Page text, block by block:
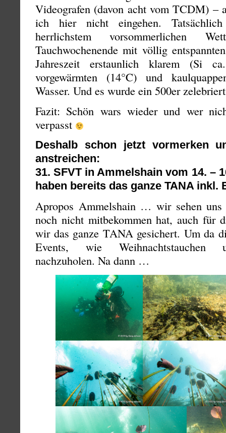
Videografen (davon acht vom TCDM) –
ich hier nicht eingehen.
herrlichstem vorsommerlichen
Tauchwochenende mit völlig
Jahreszeit erstaunlich klarem (Si
vorgewärmten (14°C) und
Wasser. Und es wurde ein 500er
Fazit: Schön wars wieder und wer
verpasst
Deshalb schon jetzt vormerken
anstreichen:
31. SFVT in Ammelshain vom 14. –
haben bereits das ganze TANA inkl.
Apropos Ammelshain … wir sehen uns
noch nicht mitbekommen hat, auch für
wir das ganze TANA gesichert. Um da
Events, wie Weihnachtstauchen
nachzuholen. Na dann …